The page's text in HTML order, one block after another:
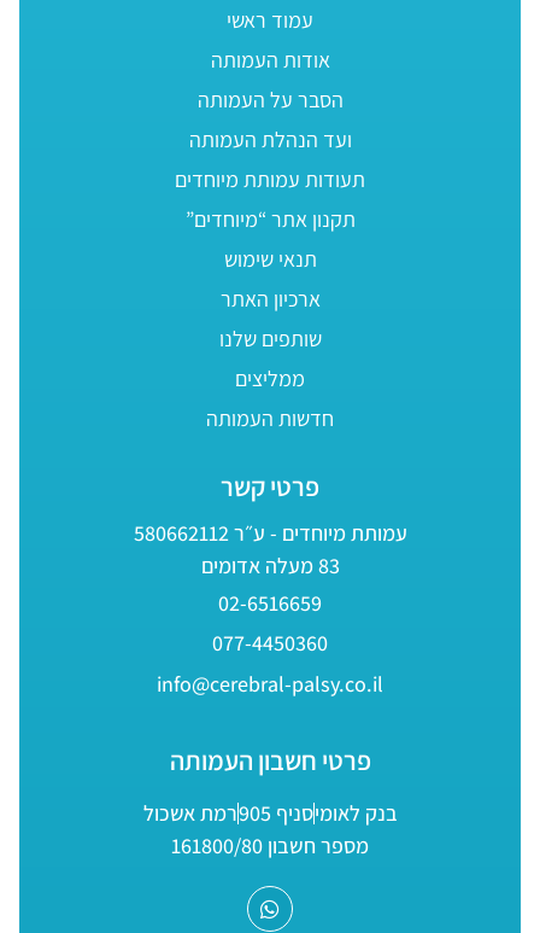
עמוד ראשי
אודות העמותה
הסבר על העמותה
ועד הנהלת העמותה
תעודות עמותת מיוחדים
תקנון אתר “מיוחדים”
תנאי שימוש
ארכיון האתר
שותפים שלנו
ממליצים
חדשות העמותה
פרטי קשר
עמותת מיוחדים - ע״ר 580662112
83 מעלה אדומים
02-6516659
077-4450360
info@cerebral-palsy.co.il
פרטי חשבון העמותה
בנק לאומיסניף 905
רמת אשכול
מספר חשבון 161800/80